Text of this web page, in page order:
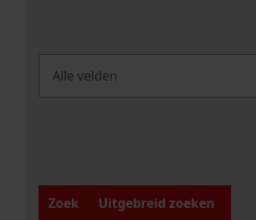
Zoek
Uitgebreid zoeken